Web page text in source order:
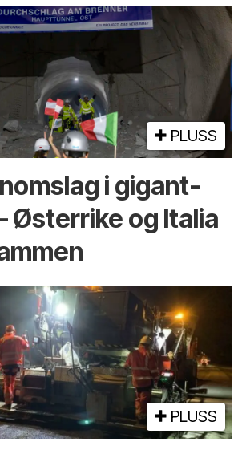
PLUSS
i gigant­
Østerrike og Italia
PLUSS